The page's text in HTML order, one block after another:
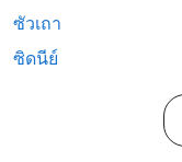
ซัวเถา
ซิดนีย์